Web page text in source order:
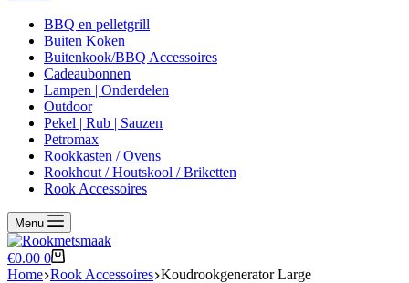
BBQ en pelletgrill
Buiten Koken
Buitenkook/BBQ Accessoires
Cadeaubonnen
Lampen | Onderdelen
Outdoor
Pekel | Rub | Sauzen
Petromax
Rookkasten / Ovens
Rookhout / Houtskool / Briketten
Rook Accessoires
Menu
Winkelwagen
€0.00 0
Home Rook Accessoires Koudrookgenerator Large